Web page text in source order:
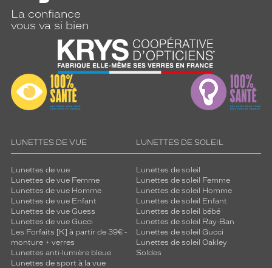
La confiance
vous va si bien
LUNETTES DE VUE
Lunettes de vue
Lunettes de vue Femme
Lunettes de vue Homme
Lunettes de vue Enfant
Lunettes de vue Guess
Lunettes de vue Gucci
Les Forfaits [K] à partir de 39€ -
monture + verres
Lunettes anti-lumière bleue
Lunettes de sport à la vue
LUNETTES DE SOLEIL
Lunettes de soleil
Lunettes de soleil Femme
Lunettes de soleil Homme
Lunettes de soleil Enfant
Lunettes de soleil bébé
Lunettes de soleil Ray-Ban
Lunettes de soleil Gucci
Lunettes de soleil Oakley
Soldes